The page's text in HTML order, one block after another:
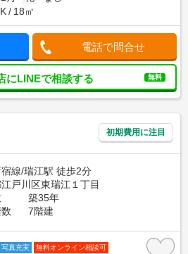
18㎡
電話で問合せ
にLINEで相談する 無料
初期費用に注目
線/瑞江駅 徒歩2分
戸川区東瑞江１丁目
築35年
7階建
写真充実 無料オンライン相談可